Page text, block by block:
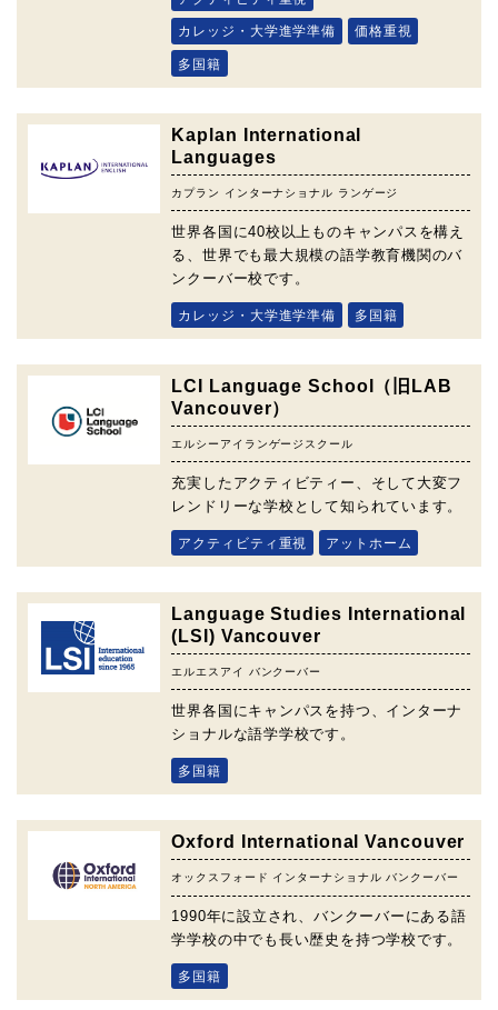
カレッジ・大学進学準備 価格重視
多国籍
Kaplan International
Languages
カプラン インターナショナル ランゲージ
世界各国に40校以上ものキャンパスを構え
る、世界でも最大規模の語学教育機関のバ
ンクーバー校です。
カレッジ・大学進学準備 多国籍
LCI Language School（旧LAB
Vancouver）
エルシーアイランゲージスクール
充実したアクティビティー、そして大変フ
レンドリーな学校として知られています。
アクティビティ重視 アットホーム
Language Studies International
(LSI) Vancouver
エルエスアイ バンクーバー
世界各国にキャンパスを持つ、インターナ
ショナルな語学学校です。
多国籍
Oxford International Vancouver
オックスフォード インターナショナル バンクーバー
1990年に設立され、バンクーバーにある語
学学校の中でも長い歴史を持つ学校です。
多国籍